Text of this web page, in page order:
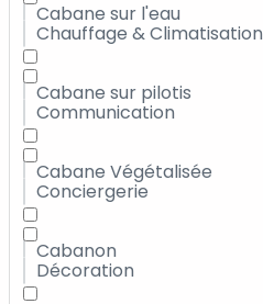
Cabane sur l'eau
Cabane sur pilotis
Cabane Végétalisée
Cabanon
Chauffage & Climatisation
Communication
Conciergerie
Décoration